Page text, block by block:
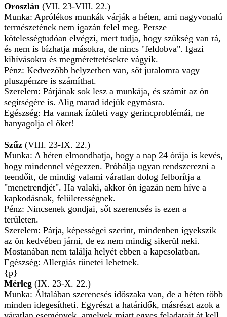
Oroszlán (VII. 23-VIII. 22.)
Munka: Aprólékos munkák várják a héten, ami nagyvonalú
természetének nem igazán felel meg. Persze
kötelességtudóan elvégzi, mert tudja, hogy szükség van rá,
és nem is bízhatja másokra, de nincs "feldobva". Igazi
kihívásokra és megmérettetésekre vágyik.
Pénz: Kedvezőbb helyzetben van, sőt jutalomra vagy
pluszpénzre is számíthat.
Szerelem: Párjának sok lesz a munkája, és számít az ön
segítségére is. Alig marad idejük egymásra.
Egészség: Ha vannak ízületi vagy gerincproblémái, ne
hanyagolja el őket!
Szűz (VIII. 23-IX. 22.)
Munka: A héten elmondhatja, hogy a nap 24 órája is kevés,
hogy mindennel végezzen. Próbálja ugyan rendszerezni a
teendőit, de mindig valami váratlan dolog felborítja a
"menetrendjét". Ha valaki, akkor ön igazán nem híve a
kapkodásnak, felületességnek.
Pénz: Nincsenek gondjai, sőt szerencsés is ezen a
területen.
Szerelem: Párja, képességei szerint, mindenben igyekszik
az ön kedvében járni, de ez nem mindig sikerül neki.
Mostanában nem találja helyét ebben a kapcsolatban.
Egészség: Allergiás tünetei lehetnek.
{p}
Mérleg (IX. 23-X. 22.)
Munka: Általában szerencsés időszaka van, de a héten több
minden idegesítheti. Egyrészt a határidők, másrészt azok a